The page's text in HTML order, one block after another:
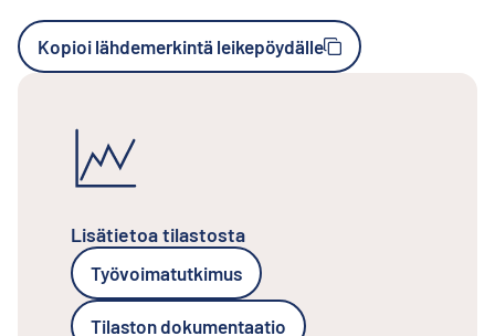
Kopioi lähdemerkintä leikepöydälle
Lisätietoa tilastosta
Työvoimatutkimus
Tilaston dokumentaatio